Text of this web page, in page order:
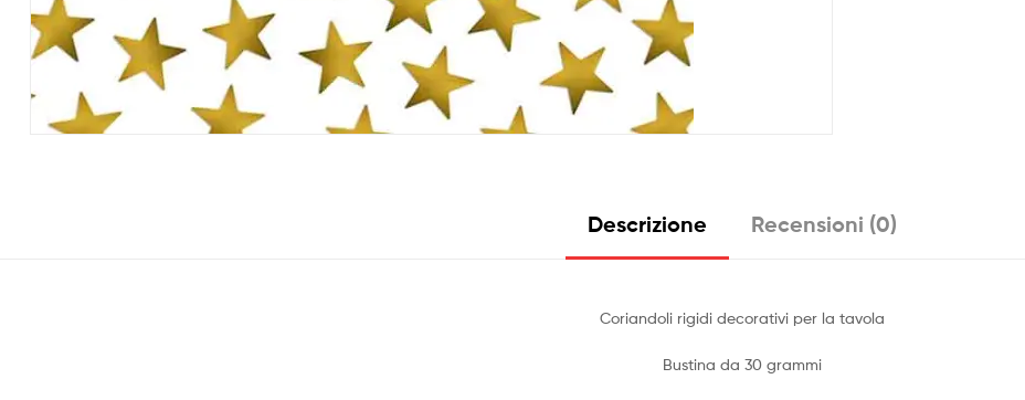
Descrizione Recensioni (0)
Coriandoli rigidi decorativi per la tavola
Bustina da 30 grammi